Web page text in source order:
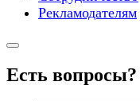
Рекламодателям
Есть